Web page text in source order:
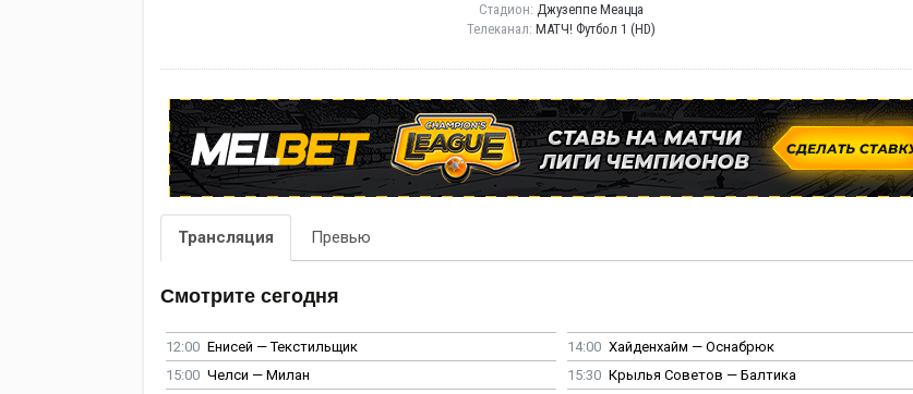
Стадион: Джузеппе Меацца
Телеканал: МАТЧ! Футбол 1 (HD)
Трансляция Превью
Смотрите сегодня
12:00 Енисей — Текстильщик 14:00 Хайденхайм — Оснабрюк
15:00 Челси — Милан 15:30 Крылья Советов — Балтика